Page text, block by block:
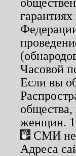
Часовой
Если вы
женщин.
СМИ не
Адреса